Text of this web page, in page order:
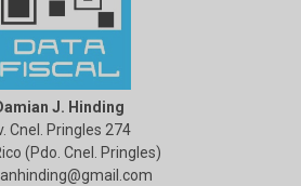
J. Hinding
Cnel. Pringles 274
(Pdo. Cnel. Pringles)